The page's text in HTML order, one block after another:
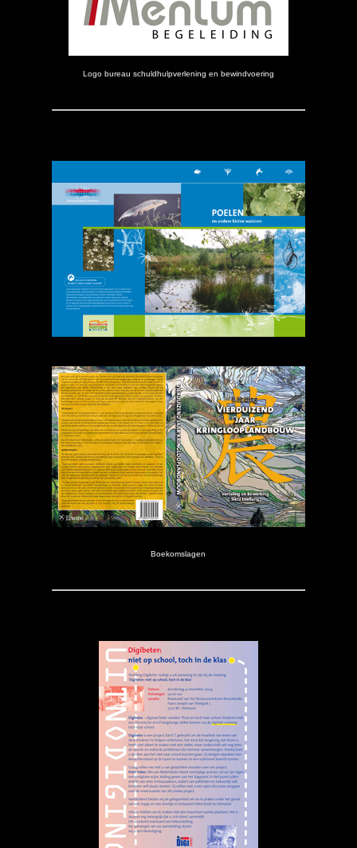
Logo bureau schuldhulpverlening en bewindvoering
Boekomslagen